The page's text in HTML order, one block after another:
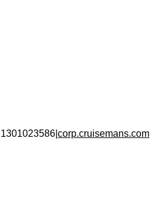
corp.cruisemans.com